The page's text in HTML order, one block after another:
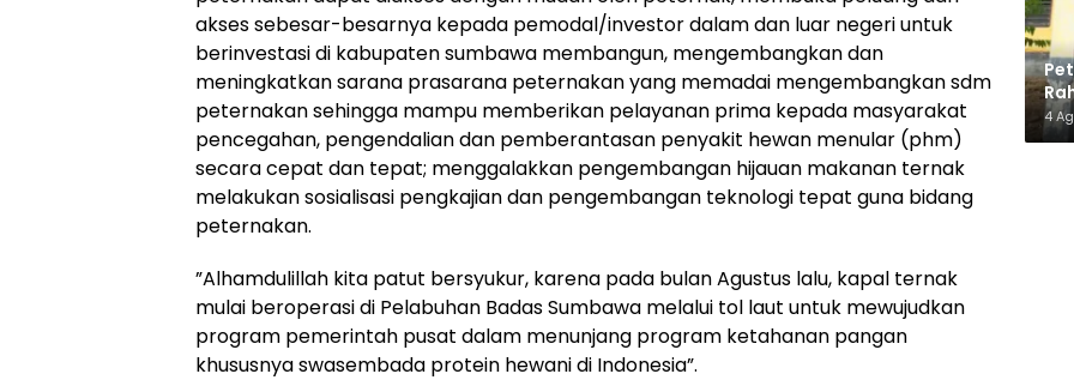
akses sebesar-besarnya kepada pemodal/investor dalam dan luar negeri untuk
berinvestasi di kabupaten sumbawa membangun, mengembangkan dan
meningkatkan sarana prasarana peternakan yang memadai mengembangkan sdm
peternakan sehingga mampu memberikan pelayanan prima kepada masyarakat
pencegahan, pengendalian dan pemberantasan penyakit hewan menular (phm)
secara cepat dan tepat; menggalakkan pengembangan hijauan makanan ternak
melakukan sosialisasi pengkajian dan pengembangan teknologi tepat guna bidang
peternakan.
”Alhamdulillah kita patut bersyukur, karena pada bulan Agustus lalu, kapal ternak
mulai beroperasi di Pelabuhan Badas Sumbawa melalui tol laut untuk mewujudkan
program pemerintah pusat dalam menunjang program ketahanan pangan
khususnya swasembada protein hewani di Indonesia”.
4